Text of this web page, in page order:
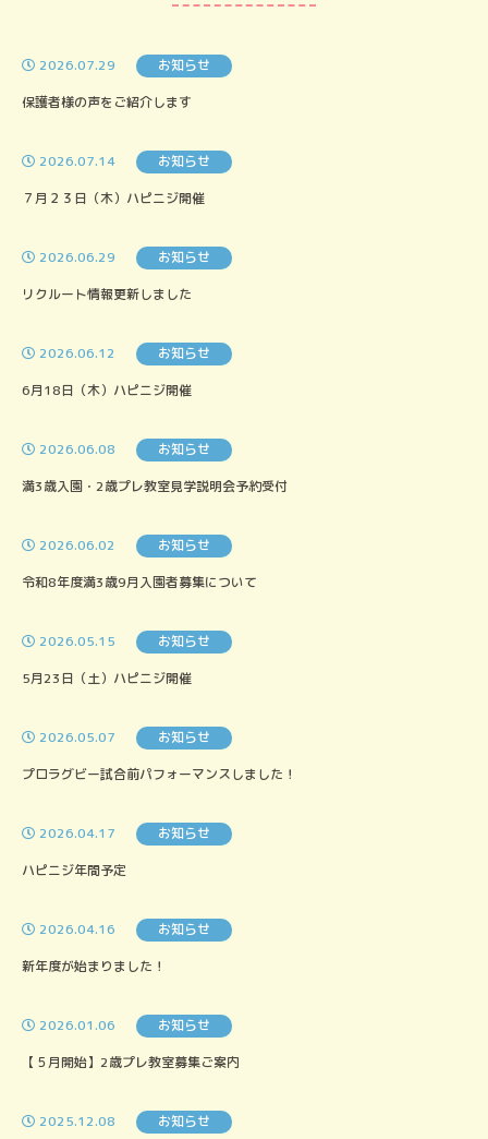
2026.07.29
お知らせ
保護者様の声をご紹介します
2026.07.14
お知らせ
７月２３日（木）ハピニジ開催
2026.06.29
お知らせ
リクルート情報更新しました
2026.06.12
お知らせ
6月18日（木）ハピニジ開催
2026.06.08
お知らせ
満3歳入園・2歳プレ教室見学説明会予約受付
2026.06.02
お知らせ
令和8年度満3歳9月入園者募集について
2026.05.15
お知らせ
5月23日（土）ハピニジ開催
2026.05.07
お知らせ
プロラグビー試合前パフォーマンスしました！
2026.04.17
お知らせ
ハピニジ年間予定
2026.04.16
お知らせ
新年度が始まりました！
2026.01.06
お知らせ
【５月開始】2歳プレ教室募集ご案内
2025.12.08
お知らせ